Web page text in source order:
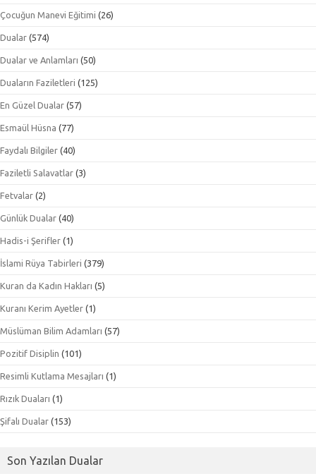
Çocuğun Manevi Eğitimi (26)
Dualar (574)
Dualar ve Anlamları (50)
Duaların Faziletleri (125)
En Güzel Dualar (57)
Esmaül Hüsna (77)
Faydalı Bilgiler (40)
Faziletli Salavatlar (3)
Fetvalar (2)
Günlük Dualar (40)
Hadis-i Şerifler (1)
İslami Rüya Tabirleri (379)
Kuran da Kadın Hakları (5)
Kuranı Kerim Ayetler (1)
Müslüman Bilim Adamları (57)
Pozitif Disiplin (101)
Resimli Kutlama Mesajları (1)
Rızık Duaları (1)
Şifalı Dualar (153)
Son Yazılan Dualar